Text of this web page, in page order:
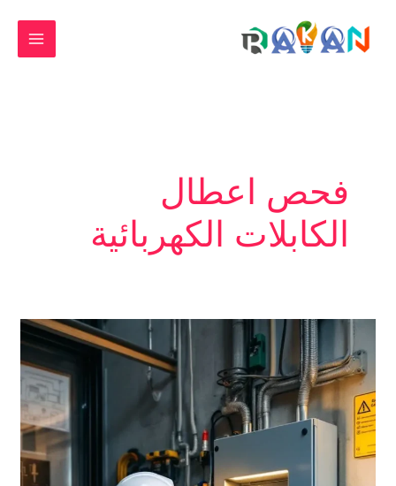
المحتوى
فحص اعطال
الكابلات الكهربائية
اعطال
الكابلات
بالرياض
|0570449916